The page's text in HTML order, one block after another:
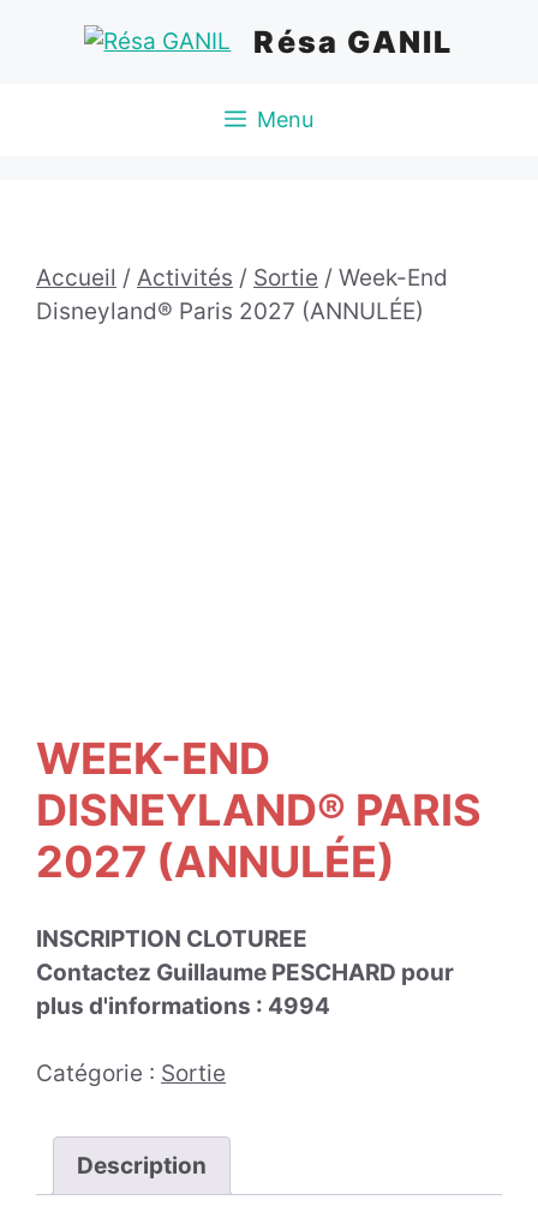
Résa GANIL
Menu
Accueil / Activités / Sortie / Week-End
Disneyland® Paris 2027 (ANNULÉE)
WEEK-END
DISNEYLAND® PARIS
2027 (ANNULÉE)
INSCRIPTION CLOTUREE
Contactez Guillaume PESCHARD pour
plus d'informations : 4994
Catégorie : Sortie
Description